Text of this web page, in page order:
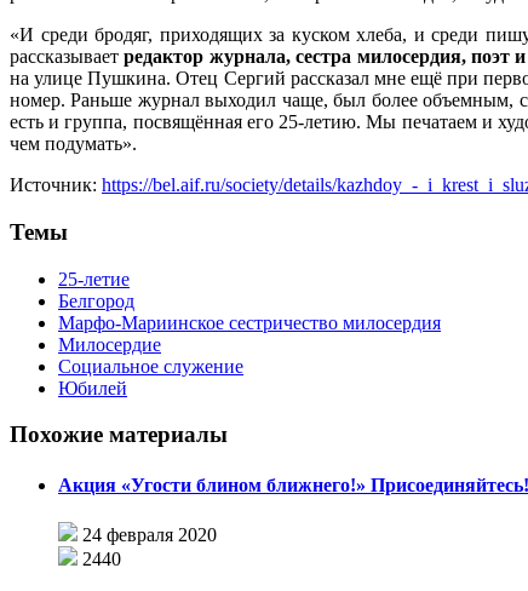
«И среди бродяг, приходящих за куском хлеба, и среди
рассказываетредактор журнала, сестра милосердия, поэт
на улице Пушкина. Отец Сергий рассказал мне ещё при
номер. Раньше журнал выходил чаще, был более объемным,
есть и группа, посвящённая его 25-летию. Мы печатаем и
чем подумать».
Источник: https://bel.aif.ru/society/details/kazhdoy_-
Темы
25-летие
Белгород
Марфо-Мариинское сестричество милосердия
Милосердие
Социальное служение
Юбилей
Похожие материалы
Акция «Угости блином ближнего!» Присоединяйтесь!
24 февраля 2020
2440